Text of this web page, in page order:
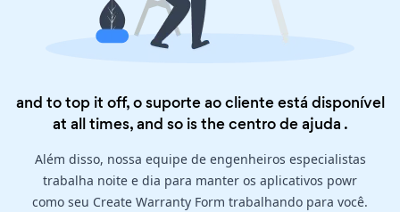
and to top it off, o suporte ao cliente está disponível
at all times, and so is thecentro de ajuda .
Além disso, nossa equipe de engenheiros especialistas
trabalha noite e dia para manter os aplicativos powr
como seu Create Warranty Form trabalhando para você.